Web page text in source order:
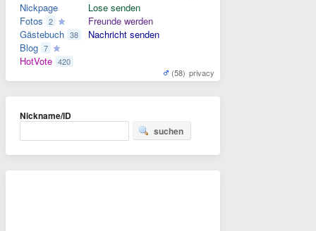
Nickpage
Fotos 2
Gästebuch 38
Blog 7
HotVote 420
Lose senden
Freunde werden
Nachricht senden
(58) privacy
Nickname/ID
suchen